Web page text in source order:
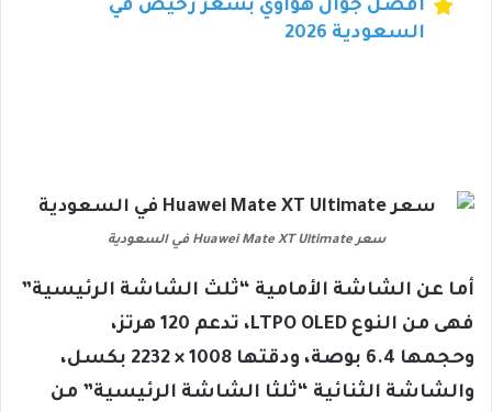
أفضل جوال هواوي بسعر رخيص في
السعودية 2026
سعر Huawei Mate XT Ultimate في السعودية
أما عن الشاشة الأمامية “ثلث الشاشة الرئيسية”
فهى من النوع LTPO OLED، تدعم 120 هرتز،
وحجمها 6.4 بوصة، ودقتها 1008 × 2232 بكسل،
والشاشة الثنائية “ثلثا الشاشة الرئيسية” من